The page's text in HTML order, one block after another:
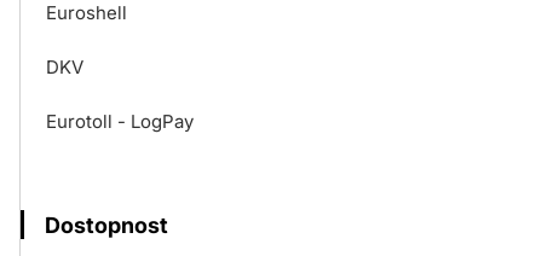
Euroshell
DKV
Eurotoll - LogPay
Dostopnost